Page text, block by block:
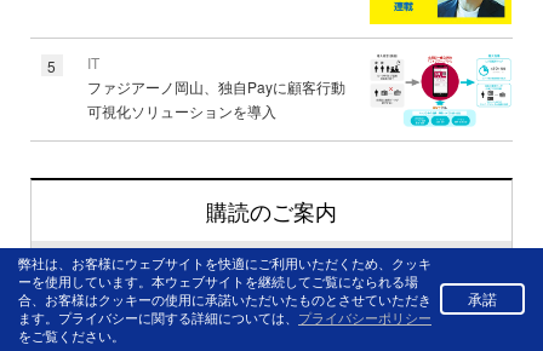
5
IT
ファジアーノ岡山、独自Payに顧客行動
可視化ソリューションを導入
購読のご案内
月刊コールセンタージャパン
定期購読お申込み
弊社は、お客様にウェブサイトを快適にご利用いただくため、クッキ
ーを使用しています。本ウェブサイトを継続してご覧になられる場
合、お客様はクッキーの使用に承諾いただいたものとさせていただき
ます。プライバシーに関する詳細については、 プライバシーポリシー
をご覧ください。
承諾